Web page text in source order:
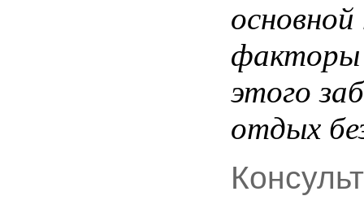
основной
факторы
этого
отдых